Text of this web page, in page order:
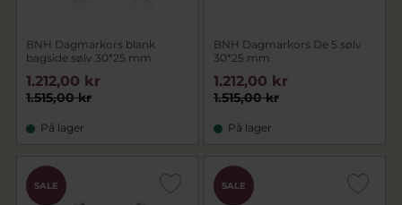
BNH Dagmarkors blank
bagside sølv 30*25 mm
1.515,00 kr
1.212,00 kr
På lager
BNH Dagmarkors De 5 sølv
30*25 mm
1.515,00 kr
1.212,00 kr
På lager
SALE SALE